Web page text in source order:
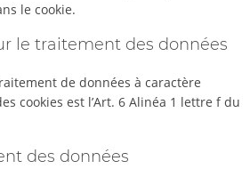
le cookie.
le traitement des données
de données à caractère
cookies est l’Art. 6 Alinéa 1 lettre f du
des données